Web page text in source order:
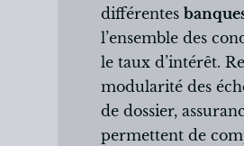
différentes
l’ensemble des
le taux d’intérêt.
modularité des
de dossier,
permettent de